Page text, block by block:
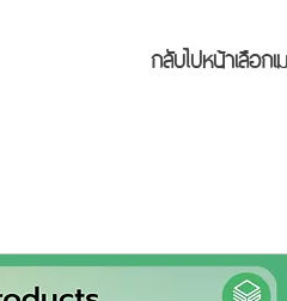
กลับไปหน้าเลือก